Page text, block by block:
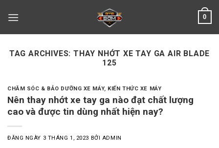
0
TAG ARCHIVES: THAY NHỚT XE TAY GA AIR BLADE
125
CHĂM SÓC & BẢO DƯỠNG XE MÁY, KIẾN THỨC XE MÁY
Nên thay nhớt xe tay ga nào đạt chất lượng
cao và được tin dùng nhất hiện nay?
ĐĂNG NGÀY 3 THÁNG 1, 2023 BỞI ADMIN